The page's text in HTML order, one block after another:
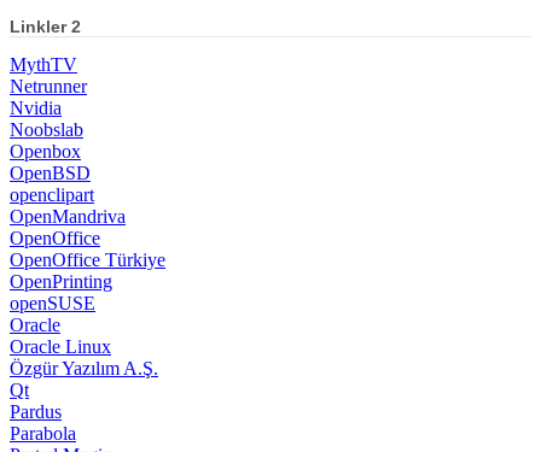
Linkler 2
MythTV
Netrunner
Nvidia
Noobslab
Openbox
OpenBSD
openclipart
OpenMandriva
OpenOffice
OpenOffice Türkiye
OpenPrinting
openSUSE
Oracle
Oracle Linux
Özgür Yazılım A.Ş.
Qt
Pardus
Parabola